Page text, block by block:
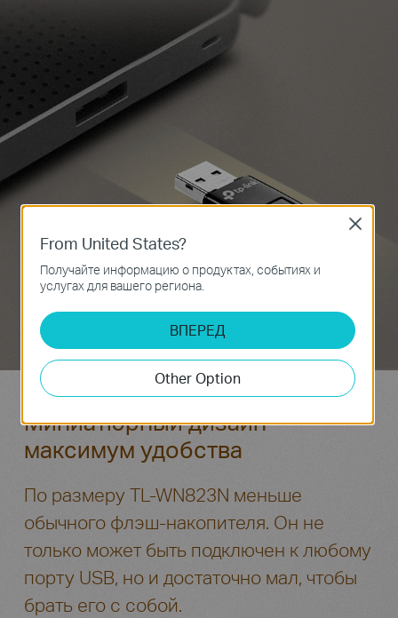
Миниатюрный дизайн –
максимум удобства
По размеру TL-WN823N меньше
обычного флэш-накопителя. Он не
только может быть подключен к любому
порту USB, но и достаточно мал, чтобы
брать его с собой.
From United States?
Получайте информацию о продуктах, событиях и
услугах для вашего региона.
ВПЕРЕД
Other Option
Close